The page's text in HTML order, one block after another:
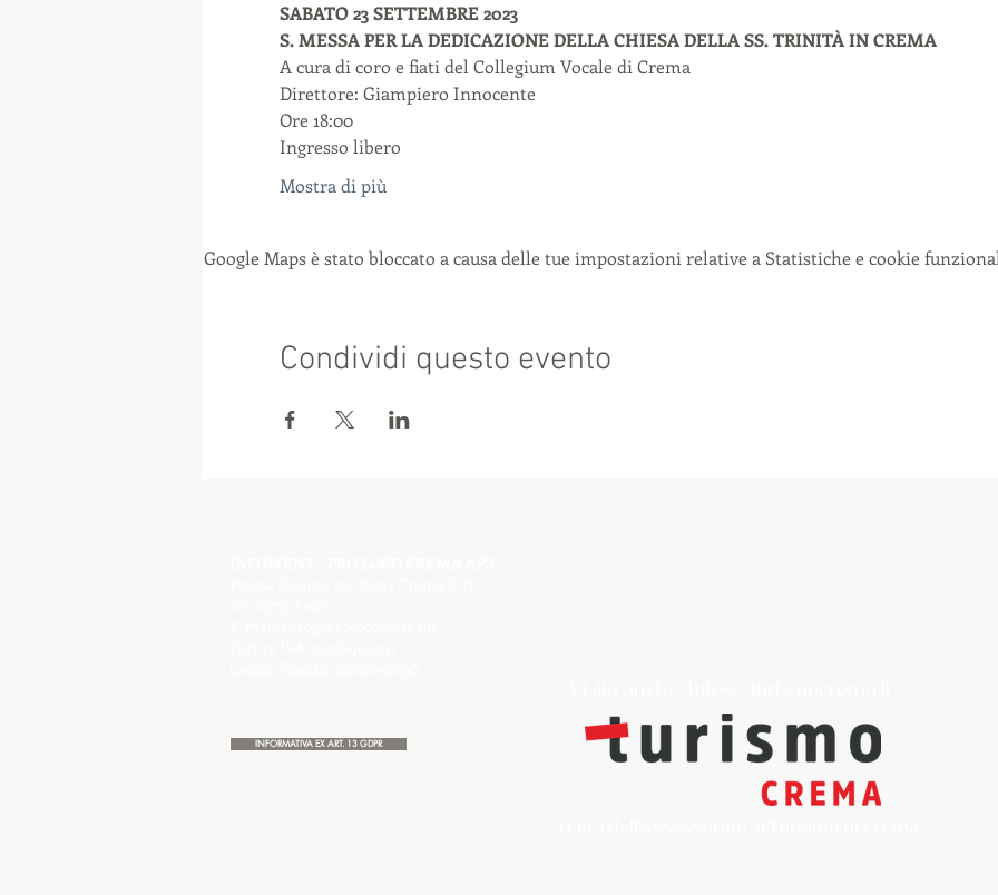
SABATO 23 SETTEMBRE 2023
S. MESSA PER LA DEDICAZIONE DELLA CHIESA DELLA SS. TRINITÀ IN CREMA
A cura di coro e fiati del Collegium Vocale di Crema
Direttore: Giampiero Innocente
Ore 18:00
Ingresso libero
Mostra di più
Google Maps è stato bloccato a causa delle tue impostazioni relative a Statistiche e cookie
Condividi questo evento
INFORMATIVA EX ART. 13 GDPR